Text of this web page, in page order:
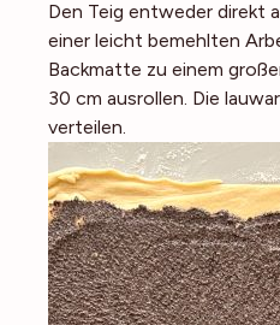
Den Teig entweder direkt
einer leicht bemehlten
Backmatte zu einem
30 cm ausrollen. Die
verteilen.